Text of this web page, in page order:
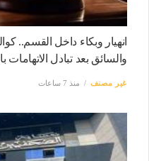
انهيار وبكاء داخل القسم..
والسائق بعد تبادل الاتهامات
غير مصنف منذ 7 ساعات